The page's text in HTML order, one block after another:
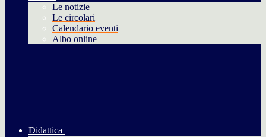
Le notizie
Le circolari
Calendario eventi
Albo online
Didattica